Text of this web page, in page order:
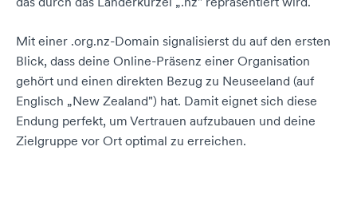
Mit einer .org.nz-Domain signalisierst du auf den ersten
Blick, dass deine Online-Präsenz einer Organisation
gehört und einen direkten Bezug zu Neuseeland (auf
Englisch „New Zealand") hat. Damit eignet sich diese
Endung perfekt, um Vertrauen aufzubauen und deine
Zielgruppe vor Ort optimal zu erreichen.